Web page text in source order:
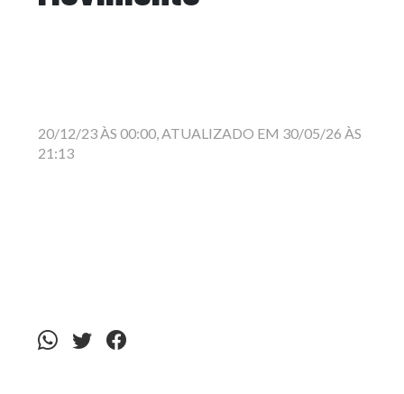
20/12/23 ÀS 00:00, ATUALIZADO EM 30/05/26 ÀS
21:13